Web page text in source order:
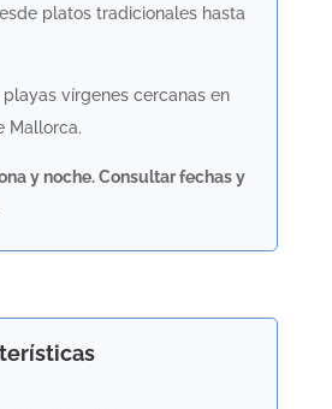
platos tradicionales hasta
vírgenes cercanas en
Mallorca.
y noche. Consultar fechas y